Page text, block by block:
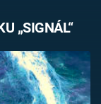
„SIGNÁL“